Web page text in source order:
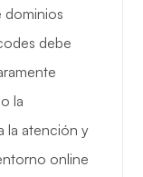
dominios
debe
la
la atención y
online